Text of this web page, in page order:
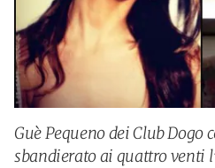
Guè Pequeno dei Club Dogo
sbandierato ai quattro venti